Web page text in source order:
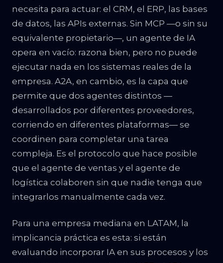
necesita para actuar: el CRM, el ERP, las bases
de datos, las APIs externas. Sin MCP —o sin su
equivalente propietario—, un agente de IA
opera en vacío: razona bien, pero no puede
ejecutar nada en los sistemas reales de la
empresa. A2A, en cambio, es la capa que
permite que dos agentes distintos —
desarrollados por diferentes proveedores,
corriendo en diferentes plataformas— se
coordinen para completar una tarea
compleja. Es el protocolo que hace posible
que el agente de ventas y el agente de
logística colaboren sin que nadie tenga que
integrarlos manualmente cada vez.
Para una empresa mediana en LATAM, la
implicancia práctica es esta: si están
evaluando incorporar IA en sus procesos y los